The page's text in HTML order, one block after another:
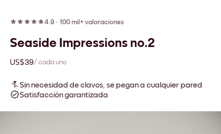
4.9 · 100 mil+ valoraciones
Seaside Impressions no.2
US$39/ cada uno
Sin necesidad de clavos, se pegan a cualquier pared
Satisfacción garantizada